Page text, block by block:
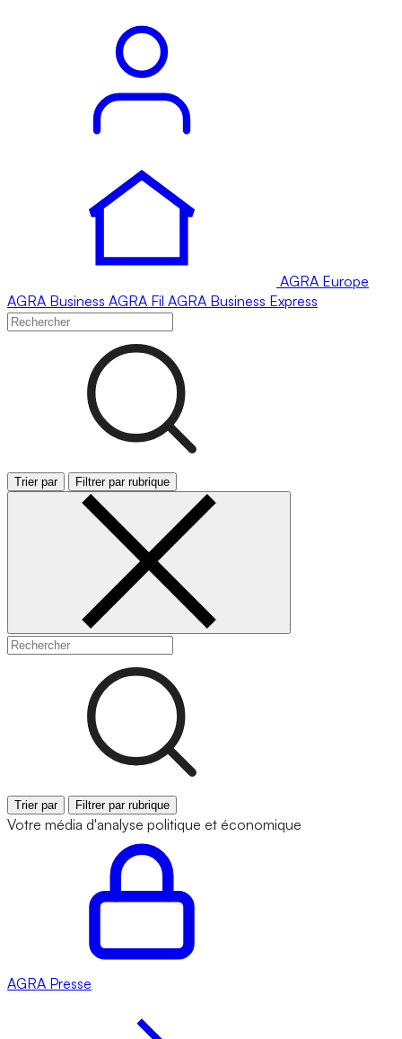
AGRA Europe
AGRA Business AGRA Fil AGRA Business Express
Trier par Filtrer par rubrique
Trier par Filtrer par rubrique
Votre média d'analyse politique et économique
AGRA Presse